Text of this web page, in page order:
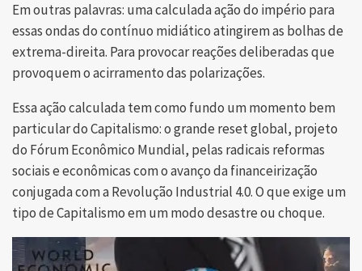
Em outras palavras: uma calculada ação do império para
essas ondas do contínuo midiático atingirem as bolhas de
extrema-direita. Para provocar reações deliberadas que
provoquem o acirramento das polarizações.
Essa ação calculada tem como fundo um momento bem
particular do Capitalismo: o grande reset global, projeto
do Fórum Econômico Mundial, pelas radicais reformas
sociais e econômicas com o avanço da financeirização
conjugada com a Revolução Industrial 4.0. O que exige um
tipo de Capitalismo em um modo desastre ou choque.